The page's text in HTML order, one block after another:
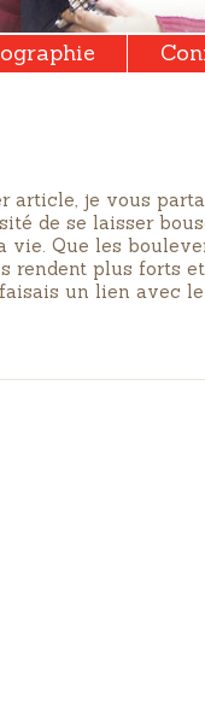
article, je vous
de se laisser
vie. Que les
rendent plus forts
un lien avec